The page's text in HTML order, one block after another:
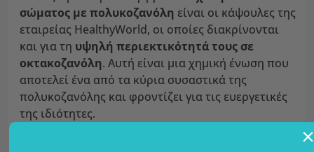
σώματος με πολυκοζανόλη είναι οι κάψουλες της
εταιρείας HealthyWorld, οι οποίες διακρίνονται
και για τη υψηλή περιεκτικότητά τους σε
οκτακοζανόλη. Αυτή είναι μια χημική ένωση που
αποτελεί ένα από τα κύρια συσαστικά της
πολυκοζανόλης και φροντίζει για τις ευεργετικές
της ιδιότητες.